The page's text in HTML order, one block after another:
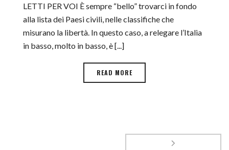
LETTI PER VOI È sempre “bello” trovarci in fondo
alla lista dei Paesi civili, nelle classifiche che
misurano la libertà. In questo caso, a relegare l’Italia
in basso, molto in basso, è [...]
READ MORE